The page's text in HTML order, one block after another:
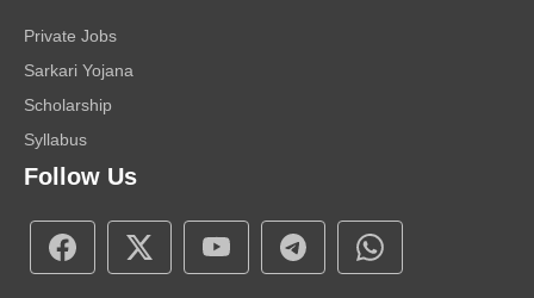
Private Jobs
Sarkari Yojana
Scholarship
Syllabus
Follow Us